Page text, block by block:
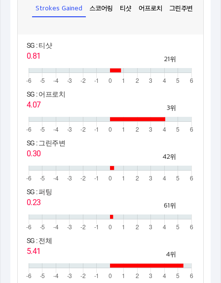
Strokes Gained 스코어링 티샷 어프로치 그린주변
SG : 티샷
0.81 21위
SG : 어프로치
4.07 3위
SG : 그린주변
0.30 42위
SG : 퍼팅
0.23 61위
SG : 전체
5.41 4위